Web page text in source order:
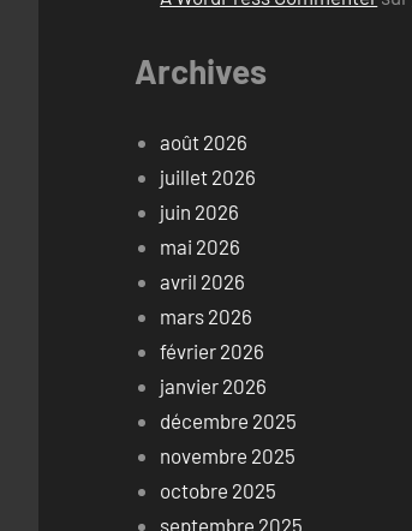
Archives
août 2026
juillet 2026
juin 2026
mai 2026
avril 2026
mars 2026
février 2026
janvier 2026
décembre 2025
novembre 2025
octobre 2025
septembre 2025